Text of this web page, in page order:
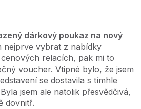
dárkový poukaz na nový
nejprve vybrat z nabídky
relacích, pak mi to
voucher. Vtipné bylo, že jsem
se dostavila s tímhle
jsem ale natolik přesvědčivá,
dovnitř.